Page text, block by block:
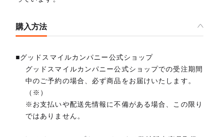
購入方法
■グッドスマイルカンパニー公式ショップ
グッドスマイルカンパニー公式ショップでの受注期間
中のご予約の場合、必ず商品をお届けいたします。
（※）
※お支払いや配送先情報に不備がある場合、この限り
ではありません。